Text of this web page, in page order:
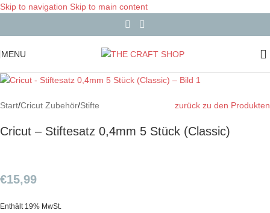
Skip to navigation Skip to main content
MENU
Start/Cricut Zubehör/Stifte zurück zu den Produkten
Cricut – Stiftesatz 0,4mm 5 Stück (Classic)
€15,99
Enthält 19% MwSt.